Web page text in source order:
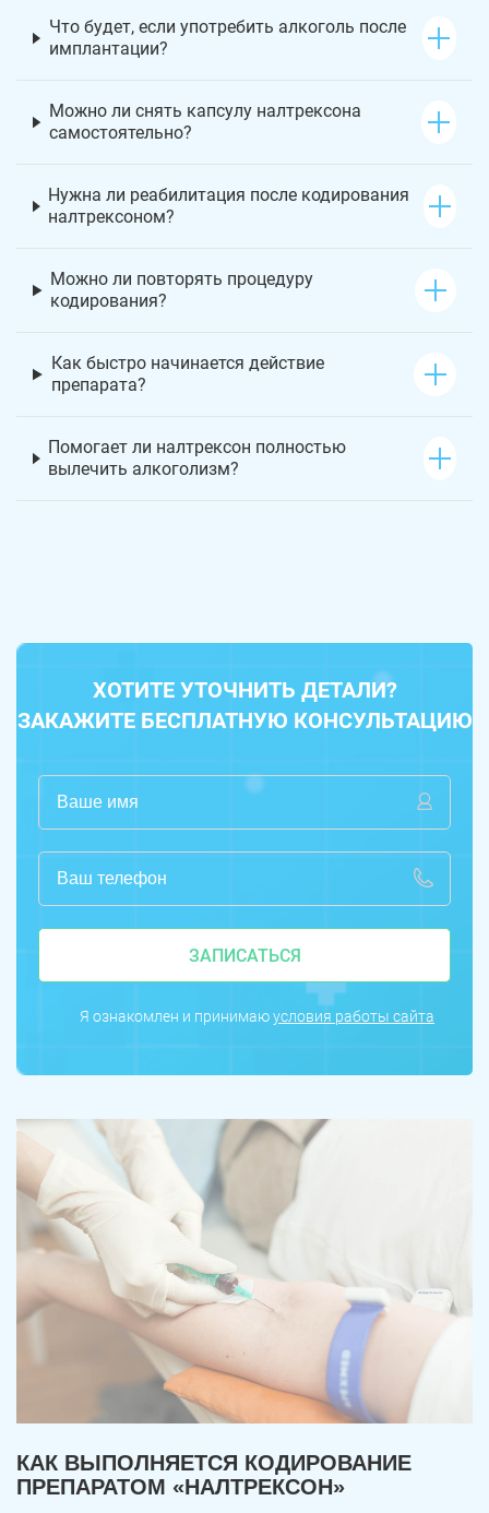
Что будет, если употребить алкоголь после
имплантации?
Можно ли снять капсулу налтрексона
самостоятельно?
Нужна ли реабилитация после кодирования
налтрексоном?
Можно ли повторять процедуру
кодирования?
Как быстро начинается действие
препарата?
Помогает ли налтрексон полностью
вылечить алкоголизм?
ХОТИТЕ УТОЧНИТЬ ДЕТАЛИ?
ЗАКАЖИТЕ БЕСПЛАТНУЮ КОНСУЛЬТАЦИЮ
ЗАПИСАТЬСЯ
Я ознакомлен и принимаюусловия работы сайта
КАК ВЫПОЛНЯЕТСЯ КОДИРОВАНИЕ
ПРЕПАРАТОМ «НАЛТРЕКСОН»